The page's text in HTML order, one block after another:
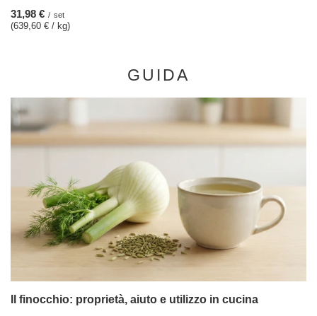
31,98 € / set
(639,60 € / kg)
GUIDA
Il finocchio: proprietà, aiuto e utilizzo in cucina